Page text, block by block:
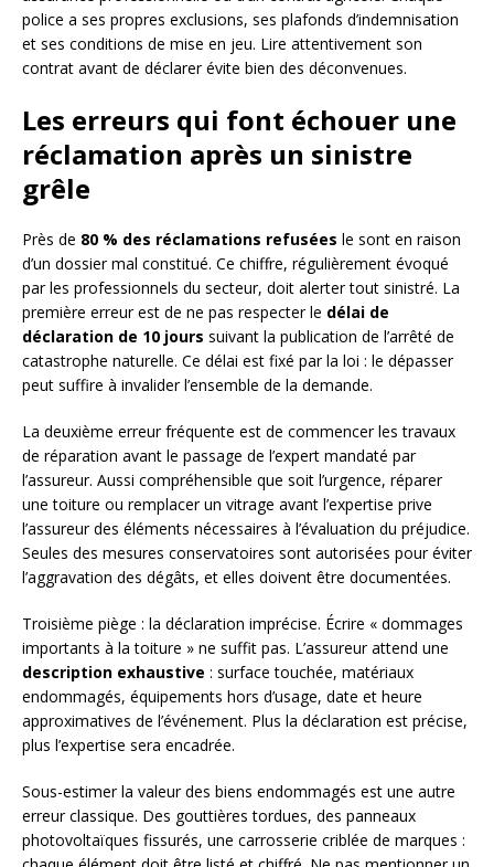
police a ses propres exclusions, ses plafonds d’indemnisation
et ses conditions de mise en jeu. Lire attentivement son
contrat avant de déclarer évite bien des déconvenues.
Les erreurs qui font échouer une
réclamation après un sinistre
grêle
Près de 80 % des réclamations refusées le sont en raison
d’un dossier mal constitué. Ce chiffre, régulièrement évoqué
par les professionnels du secteur, doit alerter tout sinistré. La
première erreur est de ne pas respecter le délai de
déclaration de 10 jours suivant la publication de l’arrêté de
catastrophe naturelle. Ce délai est fixé par la loi : le dépasser
peut suffire à invalider l’ensemble de la demande.
La deuxième erreur fréquente est de commencer les travaux
de réparation avant le passage de l’expert mandaté par
l’assureur. Aussi compréhensible que soit l’urgence, réparer
une toiture ou remplacer un vitrage avant l’expertise prive
l’assureur des éléments nécessaires à l’évaluation du préjudice.
Seules des mesures conservatoires sont autorisées pour éviter
l’aggravation des dégâts, et elles doivent être documentées.
Troisième piège : la déclaration imprécise. Écrire « dommages
importants à la toiture » ne suffit pas. L’assureur attend une
description exhaustive : surface touchée, matériaux
endommagés, équipements hors d’usage, date et heure
approximatives de l’événement. Plus la déclaration est précise,
plus l’expertise sera encadrée.
Sous-estimer la valeur des biens endommagés est une autre
erreur classique. Des gouttières tordues, des panneaux
photovoltaïques fissurés, une carrosserie criblée de marques :